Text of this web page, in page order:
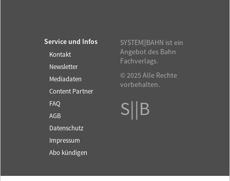
Service und Infos
Kontakt
Newsletter
Mediadaten
Content Partner
FAQ
AGB
Datenschutz
Impressum
Abo kündigen
SYSTEM||BAHN ist ein
Angebot des Bahn
Fachverlags.
© 2025 Alle Rechte
vorbehalten.
S||B